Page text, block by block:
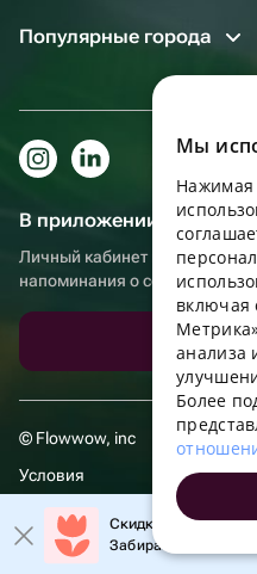
Популярные города
В приложении еще
Личный кабинет получателя,
напоминания о событиях
Скачать
© Flowwow, inc
Условия
Обработка персональных
Скидка 20% на
Забирайте
Мы
включая
анализа
Более